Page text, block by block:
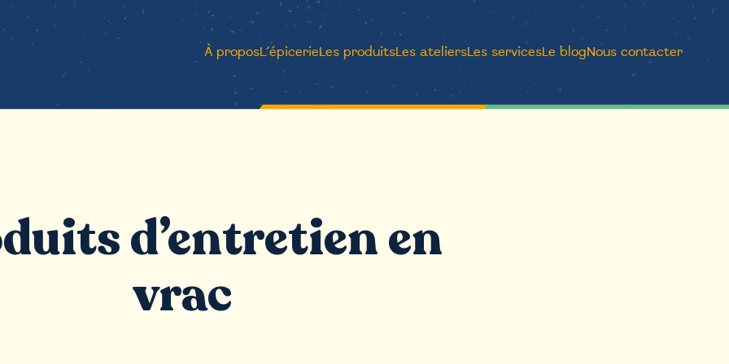
À proposL’épicerieLes produitsLes ateliersLes servicesLe blogNous contacter
d’entretien en
vrac